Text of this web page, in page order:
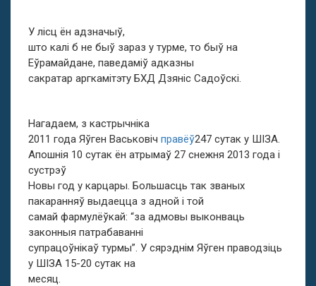
У лісц ён адзначыў,
што калі б не быў зараз у турме, то быў на
Еўрамайдане, паведаміў адказны
сакратар аргкамітэту БХД Дзяніс Садоўскі.
Нагадаем, з кастрычніка
2011 года Яўген Васьковіч правёў247 сутак у ШІЗА.
Апошнія 10 сутак ён атрымаў 27 снежня 2013 года і
сустрэў
Новы год у карцары. Большасць так званых
пакаранняў выдаецца з адной і той
самай фармулёўкай: “за адмовы выконваць
законныя патрабаванні
супрацоўнікаў турмы”. У сярэднім Яўген праводзіць
у ШІЗА 15-20 сутак на
месяц.